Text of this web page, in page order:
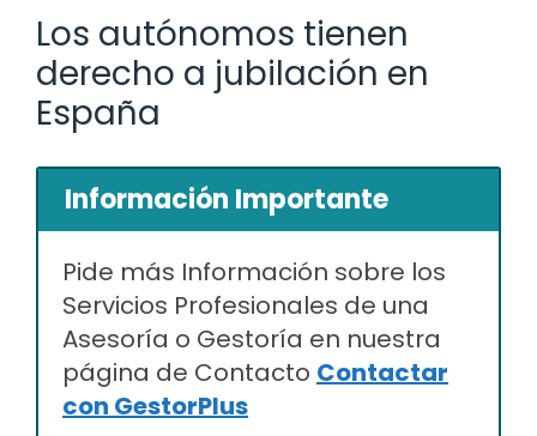
Los autónomos tienen
derecho a jubilación en
España
Información Importante
Pide más Información sobre los
Servicios Profesionales de una
Asesoría o Gestoría en nuestra
página de Contacto Contactar
con GestorPlus